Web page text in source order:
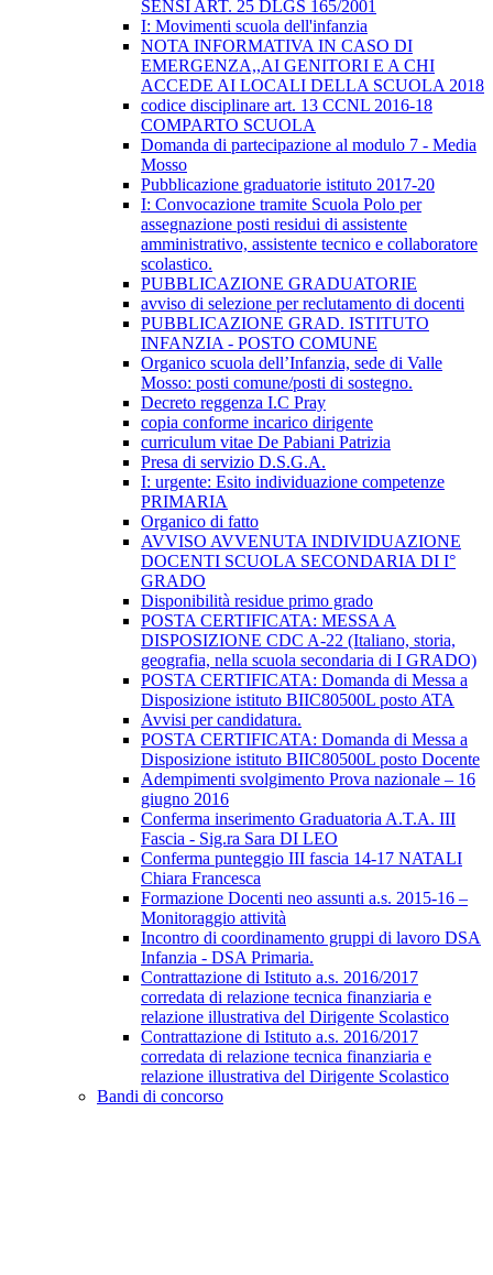
SENSI ART. 25 DLGS 165/2001
I: Movimenti scuola dell'infanzia
NOTA INFORMATIVA IN CASO DI
EMERGENZA,,AI GENITORI E A CHI
ACCEDE AI LOCALI DELLA SCUOLA 2018
codice disciplinare art. 13 CCNL 2016-18
COMPARTO SCUOLA
Domanda di partecipazione al modulo 7 - Media
Mosso
Pubblicazione graduatorie istituto 2017-20
I: Convocazione tramite Scuola Polo per
assegnazione posti residui di assistente
amministrativo, assistente tecnico e collaboratore
scolastico.
PUBBLICAZIONE GRADUATORIE
avviso di selezione per reclutamento di docenti
PUBBLICAZIONE GRAD. ISTITUTO
INFANZIA - POSTO COMUNE
Organico scuola dell’Infanzia, sede di Valle
Mosso: posti comune/posti di sostegno.
Decreto reggenza I.C Pray
copia conforme incarico dirigente
curriculum vitae De Pabiani Patrizia
Presa di servizio D.S.G.A.
I: urgente: Esito individuazione competenze
PRIMARIA
Organico di fatto
AVVISO AVVENUTA INDIVIDUAZIONE
DOCENTI SCUOLA SECONDARIA DI I°
GRADO
Disponibilità residue primo grado
POSTA CERTIFICATA: MESSA A
DISPOSIZIONE CDC A-22 (Italiano, storia,
geografia, nella scuola secondaria di I GRADO)
POSTA CERTIFICATA: Domanda di Messa a
Disposizione istituto BIIC80500L posto ATA
Avvisi per candidatura.
POSTA CERTIFICATA: Domanda di Messa a
Disposizione istituto BIIC80500L posto Docente
Adempimenti svolgimento Prova nazionale – 16
giugno 2016
Conferma inserimento Graduatoria A.T.A. III
Fascia - Sig.ra Sara DI LEO
Conferma punteggio III fascia 14-17 NATALI
Chiara Francesca
Formazione Docenti neo assunti a.s. 2015-16 –
Monitoraggio attività
Incontro di coordinamento gruppi di lavoro DSA
Infanzia - DSA Primaria.
Contrattazione di Istituto a.s. 2016/2017
corredata di relazione tecnica finanziaria e
relazione illustrativa del Dirigente Scolastico
Contrattazione di Istituto a.s. 2016/2017
corredata di relazione tecnica finanziaria e
relazione illustrativa del Dirigente Scolastico
Bandi di concorso